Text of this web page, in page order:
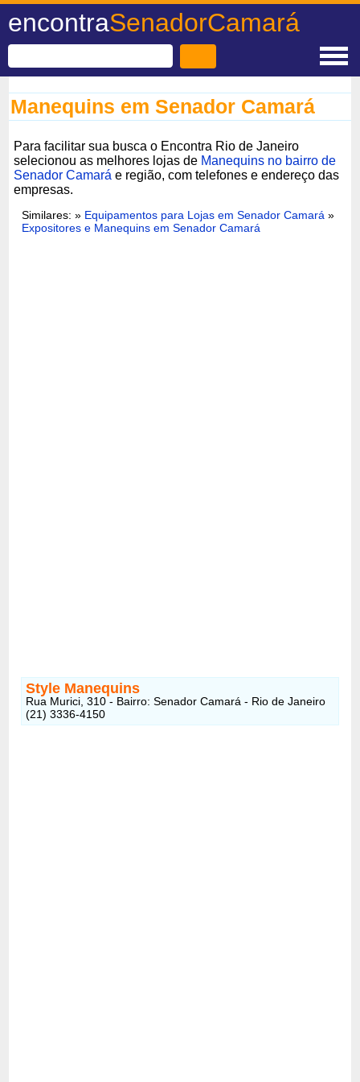
encontraSenadorCamará
Manequins em Senador Camará
Para facilitar sua busca o Encontra Rio de Janeiro
selecionou as melhores lojas de Manequins no bairro de
Senador Camará e região, com telefones e endereço das
empresas.
Similares: » Equipamentos para Lojas em Senador Camará »
Expositores e Manequins em Senador Camará
Style Manequins
Rua Murici, 310 - Bairro: Senador Camará - Rio de Janeiro
(21) 3336-4150